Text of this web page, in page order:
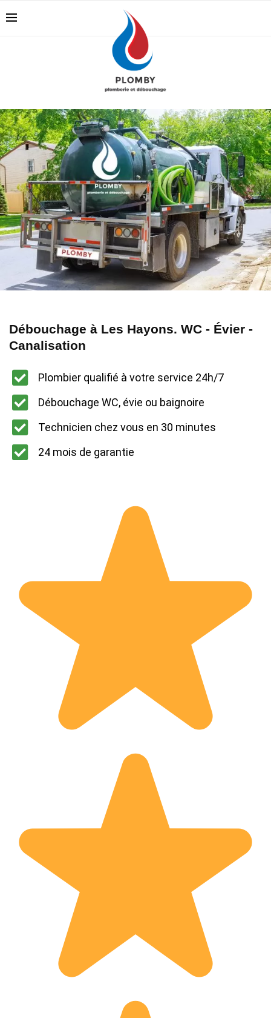
Débouchage à Les Hayons. WC - Évier -
Canalisation
Plombier qualifié à votre service 24h/7
Débouchage WC, évie ou baignoire
Technicien chez vous en 30 minutes
24 mois de garantie